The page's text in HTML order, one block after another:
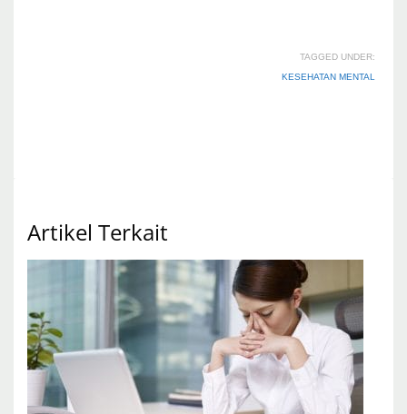
TAGGED UNDER:
KESEHATAN MENTAL
Artikel Terkait